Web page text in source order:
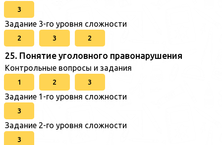
3
Задание 3-го уровня сложности
2 3 2
25. Понятие уголовного правонарушения
Контрольные вопросы и задания
1 2 3
Задание 1-го уровня сложности
3
Задание 2-го уровня сложности
3